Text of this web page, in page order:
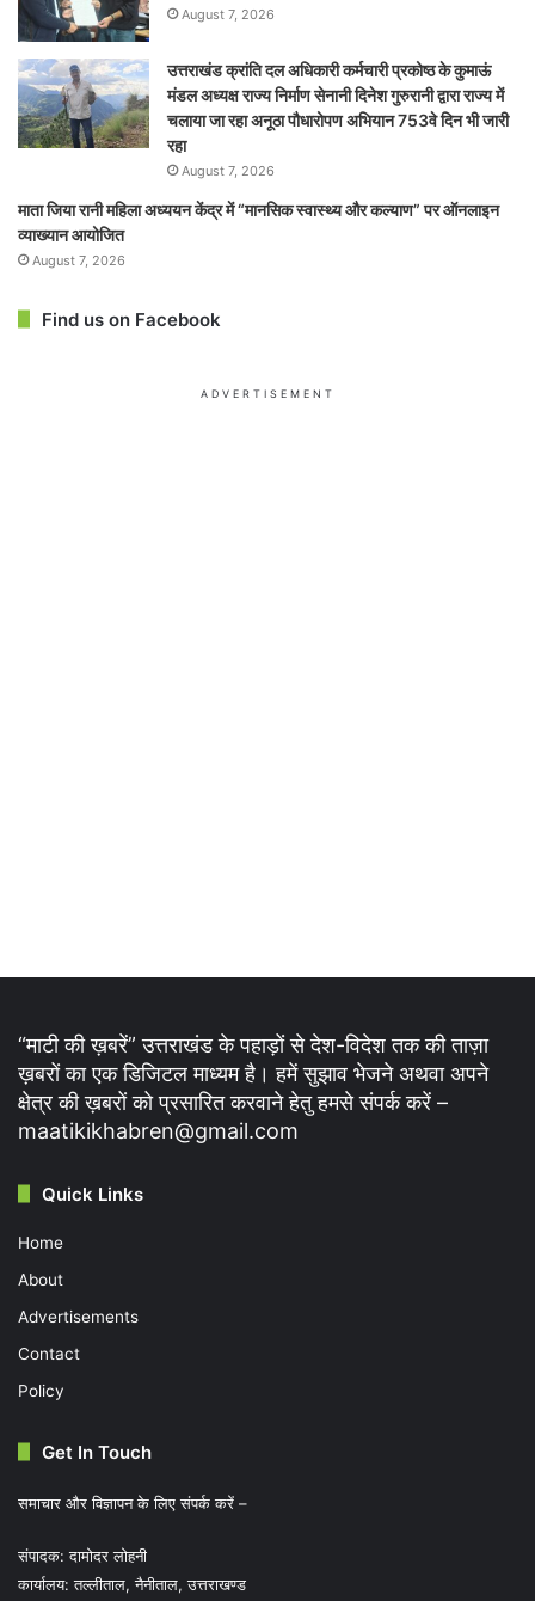
August 7, 2026
उत्तराखंड क्रांति दल अधिकारी कर्मचारी प्रकोष्ठ के कुमाऊं
मंडल अध्यक्ष राज्य निर्माण सेनानी दिनेश गुरुरानी द्वारा राज्य में
चलाया जा रहा अनूठा पौधारोपण अभियान 753वे दिन भी जारी
रहा
August 7, 2026
माता जिया रानी महिला अध्ययन केंद्र में “मानसिक स्वास्थ्य और कल्याण” पर ऑनलाइन
व्याख्यान आयोजित
August 7, 2026
Find us on Facebook
ADVERTISEMENT
“माटी की ख़बरें” उत्तराखंड के पहाड़ों से देश-विदेश तक की ताज़ा
ख़बरों का एक डिजिटल माध्यम है। हमें सुझाव भेजने अथवा अपने
क्षेत्र की ख़बरों को प्रसारित करवाने हेतु हमसे संपर्क करें –
maatikikhabren@gmail.com
Quick Links
Home
About
Advertisements
Contact
Policy
Get In Touch
समाचार और विज्ञापन के लिए संपर्क करें –
संपादक: दामोदर लोहनी
कार्यालय: तल्लीताल, नैनीताल, उत्तराखण्ड